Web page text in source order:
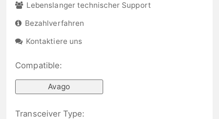
Lebenslanger technischer Support
Bezahlverfahren
Kontaktiere uns
Compatible:
Avago
Transceiver Type: